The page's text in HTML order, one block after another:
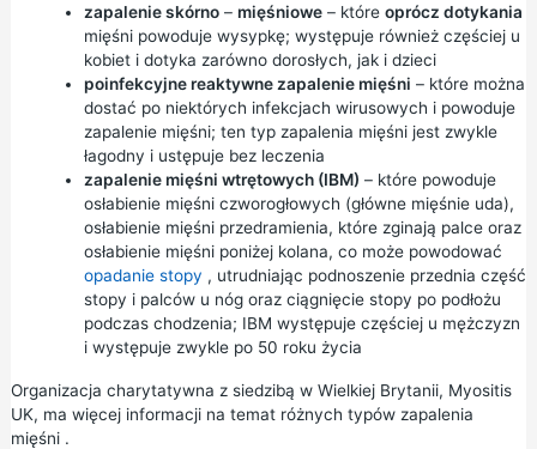
zapalenie skórno– mięśniowe– które oprócz dotykania
mięśni powoduje wysypkę; występuje również częściej u
kobiet i dotyka zarówno dorosłych, jak i dzieci
poinfekcyjne reaktywne zapalenie mięśni – które można
dostać po niektórych infekcjach wirusowych i powoduje
zapalenie mięśni; ten typ zapalenia mięśni jest zwykle
łagodny i ustępuje bez leczenia
zapalenie mięśni wtrętowych (IBM) – które powoduje
osłabienie mięśni czworogłowych (główne mięśnie uda),
osłabienie mięśni przedramienia, które zginają palce oraz
osłabienie mięśni poniżej kolana, co może powodować
opadanie stopy , utrudniając podnoszenie przednia część
stopy i palców u nóg oraz ciągnięcie stopy po podłożu
podczas chodzenia; IBM występuje częściej u mężczyzn
i występuje zwykle po 50 roku życia
Organizacja charytatywna z siedzibą w Wielkiej Brytanii, Myositis
UK, ma więcej informacji na temat różnych typów zapalenia
mięśni.